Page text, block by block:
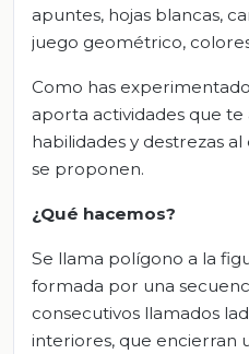
apuntes, hojas blancas,
juego geométrico,
Como has
aporta actividades que
habilidades y destrezas
se proponen.
¿Qué hacemos?
Se llama polígono a la
formada por una
consecutivos llamados
interiores, que encierran